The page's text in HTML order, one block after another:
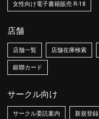
女性向け電子書籍販売 R-18
店舗
店舗一覧 店舗在庫検索
銀聯カード
サークル向け
サークル委託案内 新規登録